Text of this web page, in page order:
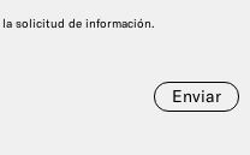
solicitud de información.
Enviar